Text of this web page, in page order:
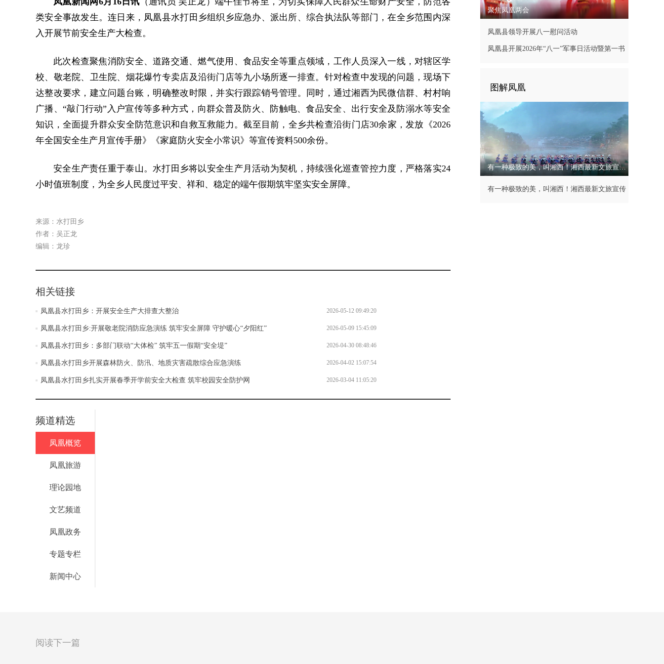
类安全事故发生。连日来，凤凰县水打田乡组织乡应急办、派出所、综合执法队等部门，在全乡范围内深
入开展节前安全生产大检查。
此次检查聚焦消防安全、道路交通、燃气使用、食品安全等重点领域，工作人员深入一线，对辖区学
校、敬老院、卫生院、烟花爆竹专卖店及沿街门店等九小场所逐一排查。针对检查中发现的问题，现场下
达整改要求，建立问题台账，明确整改时限，并实行跟踪销号管理。同时，通过湘西为民微信群、村村响
广播、“敲门行动”入户宣传等多种方式，向群众普及防火、防触电、食品安全、出行安全及防溺水等安全
知识，全面提升群众安全防范意识和自救互救能力。截至目前，全乡共检查沿街门店30余家，发放《2026
年全国安全生产月宣传手册》《家庭防火安全小常识》等宣传资料500余份。
安全生产责任重于泰山。水打田乡将以安全生产月活动为契机，持续强化巡查管控力度，严格落实24
小时值班制度，为全乡人民度过平安、祥和、稳定的端午假期筑牢坚实安全屏障。
来源：水打田乡
作者：吴正龙
编辑：龙珍
相关链接
凤凰县水打田乡：开展安全生产大排查大整治 2026-05-12 09:49:20
凤凰县水打田乡:开展敬老院消防应急演练 筑牢安全屏障 守护暖心“夕阳红” 2026-05-09 15:45:09
凤凰县水打田乡：多部门联动“大体检” 筑牢五一假期“安全堤” 2026-04-30 08:48:46
凤凰县水打田乡开展森林防火、防汛、地质灾害疏散综合应急演练 2026-04-02 15:07:54
凤凰县水打田乡扎实开展春季开学前安全大检查 筑牢校园安全防护网 2026-03-04 11:05:20
频道精选
凤凰概览
凤凰旅游
理论园地
文艺频道
凤凰政务
专题专栏
新闻中心
聚焦凤凰两会
凤凰县领导开展八一慰问活动
凤凰县开展2026年“八一”军事日活动暨第一书
图解凤凰
有一种极致的美，叫湘西！湘西最新文旅宣传片
有一种极致的美，叫湘西！湘西最新文旅宣传
阅读下一篇